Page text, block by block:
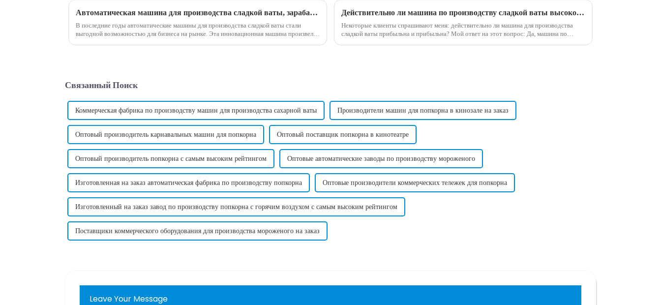
Автоматическая машина для производства сладкой ваты, зарабатывающая деньги на рынке
В последние годы автоматические машины для производства сладкой ваты стали
выгодной возможностью для бизнеса на рынке. Эта инновационная машина произвела
Действительно ли машина по производству сладкой ваты высокодоходна и прибыльна?
Некоторые клиенты спрашивают меня: действительно ли машина для производства
сладкой ваты прибыльна и прибыльна? Мой ответ на этот вопрос: Да, машина по
Связанный Поиск
Коммерческая фабрика по производству машин для производства сахарной ваты Производители машин для попкорна в кинозале на заказ
Оптовый производитель карнавальных машин для попкорна Оптовый поставщик попкорна в кинотеатре
Оптовый производитель попкорна с самым высоким рейтингом Оптовые автоматические заводы по производству мороженого
Изготовленная на заказ автоматическая фабрика по производству попкорна Оптовые производители коммерческих тележек для попкорна
Изготовленный на заказ завод по производству попкорна с горячим воздухом с самым высоким рейтингом
Поставщики коммерческого оборудования для производства мороженого на заказ
Leave Your Message